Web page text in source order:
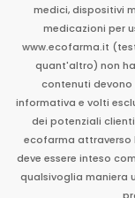
medici, dispositivi
medicazioni per
www.ecofarma.it
quant'altro) non
contenuti devono
informativa e volti
dei potenziali
ecofarma attraverso
deve essere inteso
qualsivoglia maniera